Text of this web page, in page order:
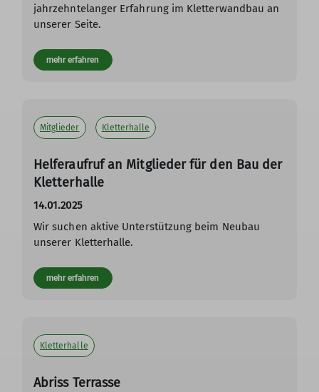
jahrzehntelanger Erfahrung im Kletterwandbau an
unserer Seite.
mehr erfahren
Mitglieder Kletterhalle
Helferaufruf an Mitglieder für den Bau der
Kletterhalle
14.01.2025
Wir suchen aktive Unterstützung beim Neubau
unserer Kletterhalle.
mehr erfahren
Kletterhalle
Abriss Terrasse